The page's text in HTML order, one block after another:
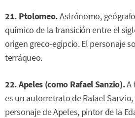
21. Ptolomeo.Astrónomo,
químico de la transición entre el
origen greco-egipcio. El personaje
terráqueo.
22. Apeles (como Rafael Sanzio).A
es un autorretrato de Rafael
personaje de Apeles, pintor de la